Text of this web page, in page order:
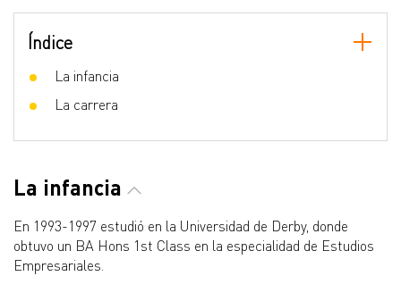
Índice
La infancia
La carrera
La infancia
En 1993-1997 estudió en la Universidad de Derby, donde
obtuvo un BA Hons 1st Class en la especialidad de Estudios
Empresariales.